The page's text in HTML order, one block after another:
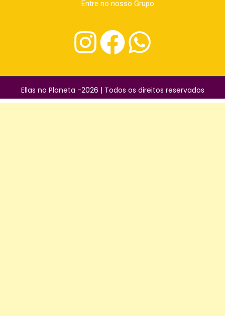
Entre no nosso Grupo
Ellas no Planeta -2026 | Todos os direitos reservados